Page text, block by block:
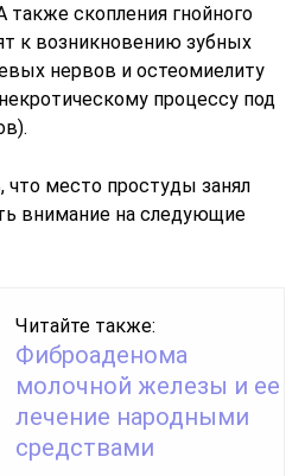
также скопления гнойного
к возникновению зубных
нервов и остеомиелиту
процессу под
место простуды занял
внимание на следующие
Читайте также:
Фиброаденома
молочной железы и ее
лечение народными
средствами